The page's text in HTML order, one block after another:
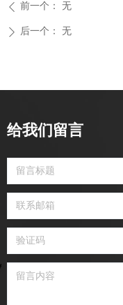
ꄴ 前一个： 无
ꄲ 后一个： 无
给我们留言